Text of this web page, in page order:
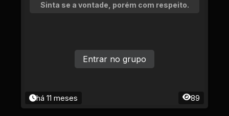
Sinta se a vontade, porém com respeito.
há 11 meses 89
Entrar no grupo